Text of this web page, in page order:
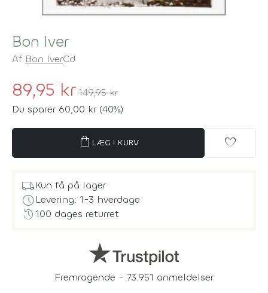
Bon Iver
Af Bon IverCd
89,95 kr 149,95 kr
Du sparer 60,00 kr (40%)
shopping_bag LÆG I KURV favorite
local_shippingKun få på lager
scheduleLevering: 1-3 hverdage
history100 dages returret
Fremragende - 73.951 anmeldelser